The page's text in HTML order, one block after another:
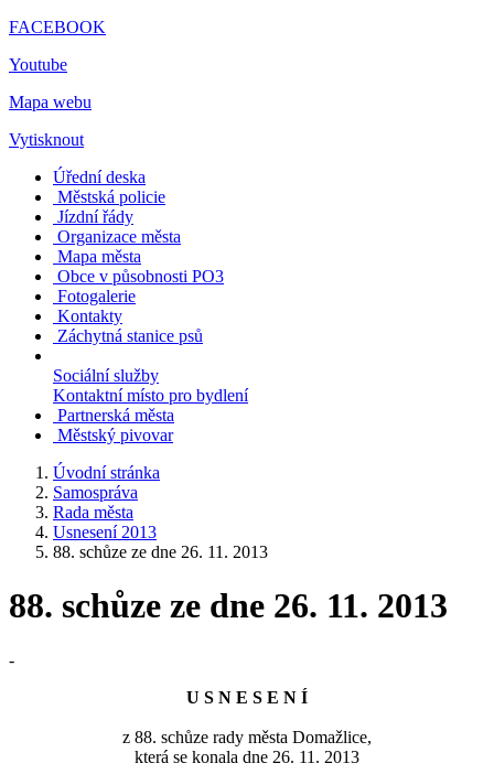
FACEBOOK
Youtube
Mapa webu
Vytisknout
Úřední deska
Městská policie
Jízdní řády
Organizace města
Mapa města
Obce v působnosti PO3
Fotogalerie
Kontakty
Záchytná stanice psů
Sociální služby
Kontaktní místo pro bydlení
Partnerská města
Městský pivovar
Úvodní stránka
Samospráva
Rada města
Usnesení 2013
88. schůze ze dne 26. 11. 2013
88. schůze ze dne 26. 11. 2013
-
U S N E S E N Í
z 88. schůze rady města Domažlice,
která se konala dne 26. 11. 2013